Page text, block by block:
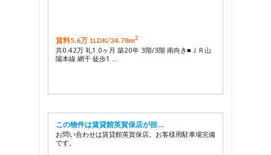
賃料5.6万 1LDK/34.78m2
共0.42万 礼1.0ヶ月 築20年 3階/3階 南向き■ＪＲ山
陽本線 網干 徒歩1 …
この物件は賃貸館英賀保店が担 …
お問い合わせは賃貸館英賀保店。お客様用駐車場完備
です。